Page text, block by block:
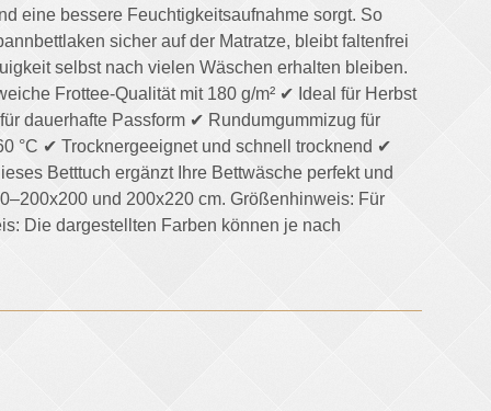
eine bessere Feuchtigkeitsaufnahme sorgt. So
sicher auf der Matratze, bleibt faltenfrei
selbst nach vielen Wäschen erhalten bleiben.
Frottee-Qualität mit 180 g/m² ✔ Ideal für Herbst
dauerhafte Passform ✔ Rundumgummizug für
°C ✔ Trocknergeeignet und schnell trocknend ✔
Betttuch ergänzt Ihre Bettwäsche perfekt und
und 200x220 cm. Größenhinweis: Für
Die dargestellten Farben können je nach